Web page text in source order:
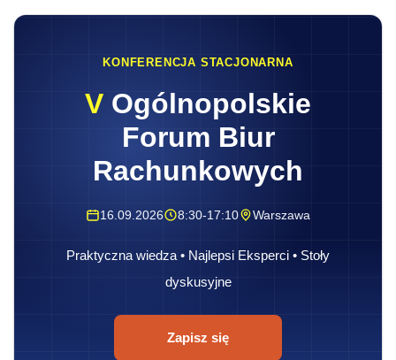
KONFERENCJA STACJONARNA
V Ogólnopolskie
Forum Biur
Rachunkowych
16.09.2026 8:30-17:10 Warszawa
Praktyczna wiedza • Najlepsi Eksperci • Stoły
dyskusyjne
Zapisz się